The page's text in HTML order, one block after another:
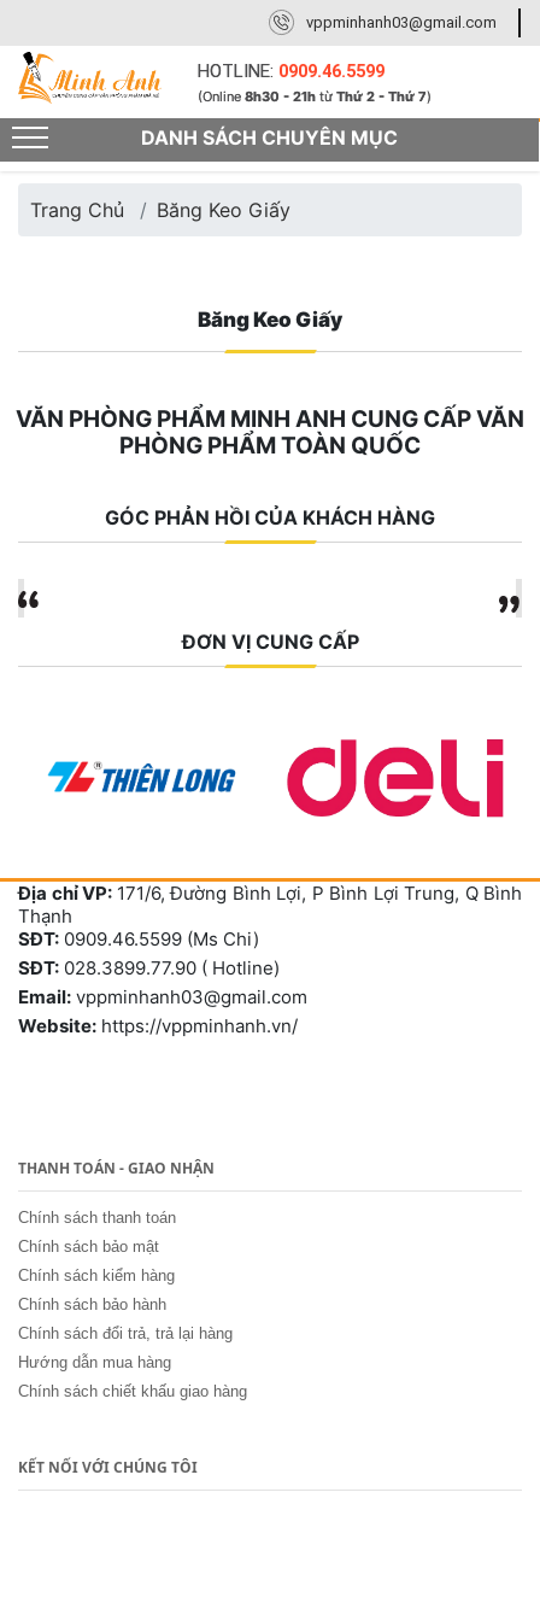
DANH SÁCH CHUYÊN MỤC
vppminhanh03@gmail.com
HOTLINE: 0909.46.5599
(Online8h30 - 21h từThứ 2 - Thứ 7)
Trang Chủ Băng Keo Giấy
Băng Keo Giấy
VĂN PHÒNG PHẨM MINH ANH CUNG CẤP VĂN
PHÒNG PHẨM TOÀN QUỐC
GÓC PHẢN HỒI CỦA KHÁCH HÀNG
ĐƠN VỊ CUNG CẤP
Địa chỉ VP: 171/6, Đường Bình Lợi, P Bình Lợi Trung, Q Bình
Thạnh
SĐT: 0909.46.5599 (Ms Chi)
SĐT: 028.3899.77.90 ( Hotline)
Email: vppminhanh03@gmail.com
Website: https://vppminhanh.vn/
THANH TOÁN - GIAO NHẬN
Chính sách thanh toán
Chính sách bảo mật
Chính sách kiểm hàng
Chính sách bảo hành
Chính sách đổi trả, trả lại hàng
Hướng dẫn mua hàng
Chính sách chiết khấu giao hàng
KẾT NỐI VỚI CHÚNG TÔI